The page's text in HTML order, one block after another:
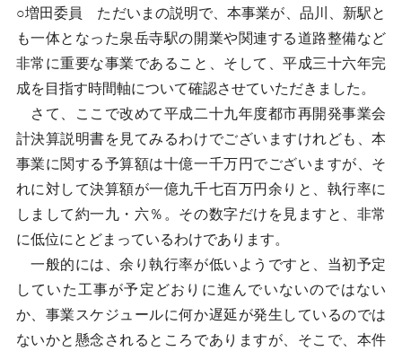
○増田委員 ただいまの説明で、本事業が、品川、新駅と
も一体となった泉岳寺駅の開業や関連する道路整備など
非常に重要な事業であること、そして、平成三十六年完
成を目指す時間軸について確認させていただきました。
さて、ここで改めて平成二十九年度都市再開発事業会
計決算説明書を見てみるわけでございますけれども、本
事業に関する予算額は十億一千万円でございますが、そ
れに対して決算額が一億九千七百万円余りと、執行率に
しまして約一九・六％。その数字だけを見ますと、非常
に低位にとどまっているわけであります。
一般的には、余り執行率が低いようですと、当初予定
していた工事が予定どおりに進んでいないのではない
か、事業スケジュールに何か遅延が発生しているのでは
ないかと懸念されるところでありますが、そこで、本件